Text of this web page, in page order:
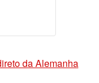
da Alemanha